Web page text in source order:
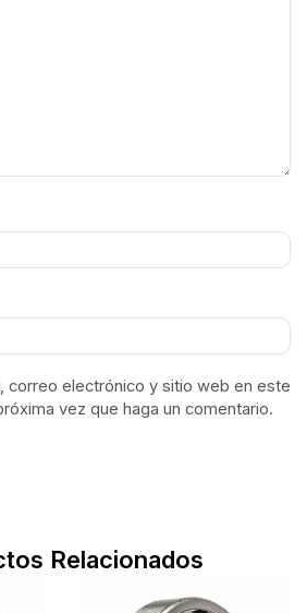
correo electrónico y sitio web en este
vez que haga un comentario.
Relacionados